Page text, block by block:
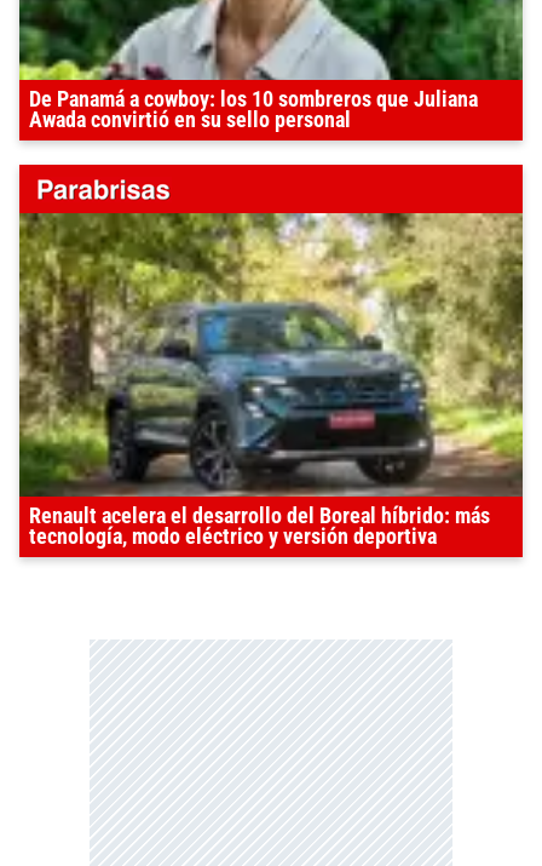
De Panamá a cowboy: los 10 sombreros que Juliana
Awada convirtió en su sello personal
Renault acelera el desarrollo del Boreal híbrido: más
tecnología, modo eléctrico y versión deportiva